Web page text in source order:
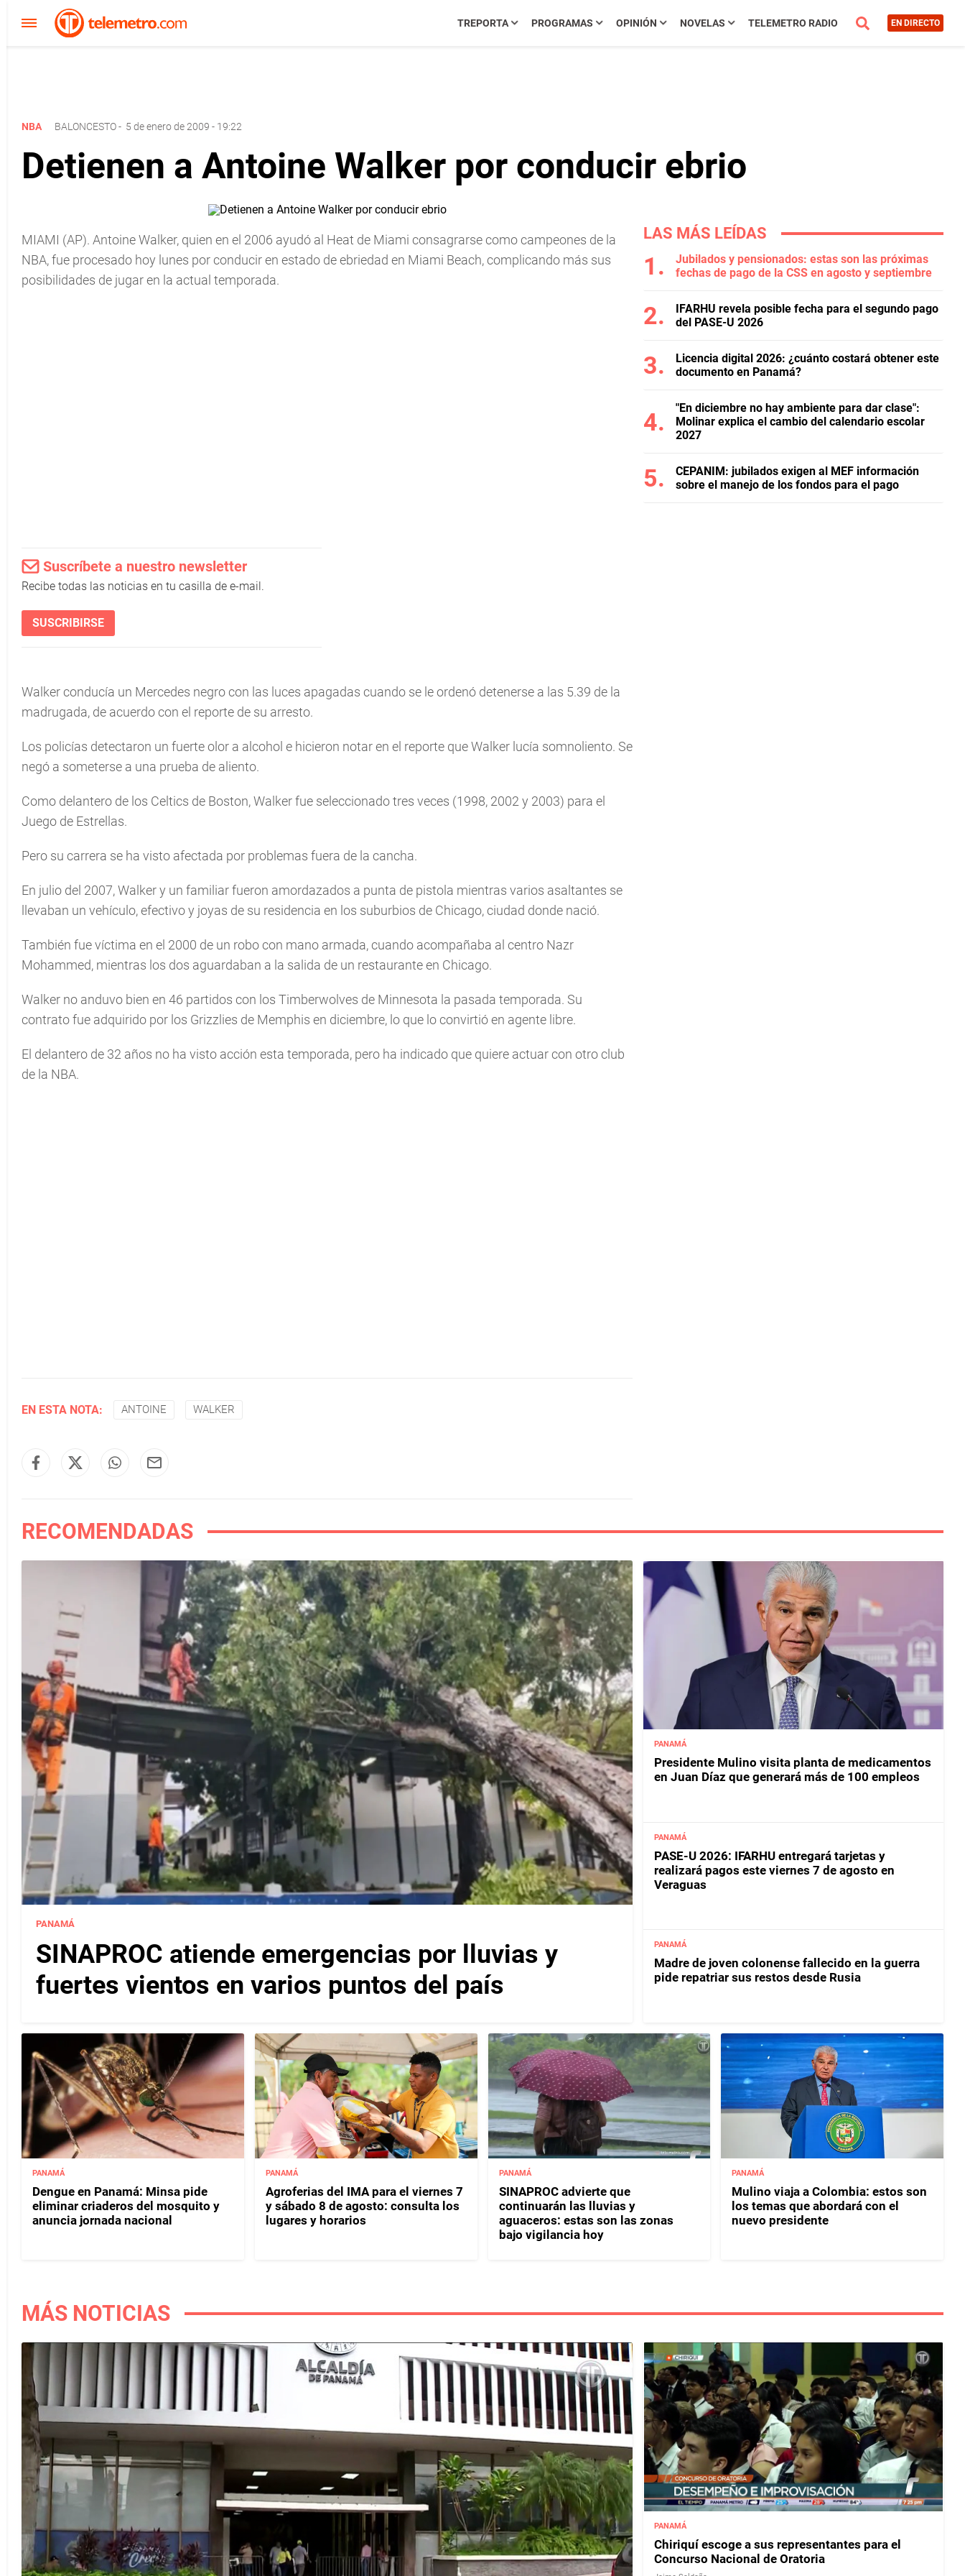
TREPORTA PROGRAMAS OPINIÓN NOVELAS TELEMETRO RADIO EN DIRECTO
NBA BALONCESTO- 5 de enero de 2009 - 19:22
Detienen a Antoine Walker por conducir ebrio
MIAMI (AP). Antoine Walker, quien en el 2006 ayudó al Heat de Miami consagrarse como campeones de la
NBA, fue procesado hoy lunes por conducir en estado de ebriedad en Miami Beach, complicando más sus
posibilidades de jugar en la actual temporada.
Suscríbete a nuestro newsletter
Recibe todas las noticias en tu casilla de e-mail.
SUSCRIBIRSE
Walker conducía un Mercedes negro con las luces apagadas cuando se le ordenó detenerse a las 5.39 de la
madrugada, de acuerdo con el reporte de su arresto.
Los policías detectaron un fuerte olor a alcohol e hicieron notar en el reporte que Walker lucía somnoliento. Se
negó a someterse a una prueba de aliento.
Como delantero de los Celtics de Boston, Walker fue seleccionado tres veces (1998, 2002 y 2003) para el
Juego de Estrellas.
Pero su carrera se ha visto afectada por problemas fuera de la cancha.
En julio del 2007, Walker y un familiar fueron amordazados a punta de pistola mientras varios asaltantes se
llevaban un vehículo, efectivo y joyas de su residencia en los suburbios de Chicago, ciudad donde nació.
También fue víctima en el 2000 de un robo con mano armada, cuando acompañaba al centro Nazr
Mohammed, mientras los dos aguardaban a la salida de un restaurante en Chicago.
Walker no anduvo bien en 46 partidos con los Timberwolves de Minnesota la pasada temporada. Su
contrato fue adquirido por los Grizzlies de Memphis en diciembre, lo que lo convirtió en agente libre.
El delantero de 32 años no ha visto acción esta temporada, pero ha indicado que quiere actuar con otro club
de la NBA.
EN ESTA NOTA: ANTOINE WALKER
LAS MÁS LEÍDAS
Jubilados y pensionados: estas son las próximas
fechas de pago de la CSS en agosto y septiembre
IFARHU revela posible fecha para el segundo pago
del PASE-U 2026
Licencia digital 2026: ¿cuánto costará obtener este
documento en Panamá?
"En diciembre no hay ambiente para dar clase":
Molinar explica el cambio del calendario escolar
2027
CEPANIM: jubilados exigen al MEF información
sobre el manejo de los fondos para el pago
RECOMENDADAS
PANAMÁ
SINAPROC atiende emergencias por lluvias y
fuertes vientos en varios puntos del país
PANAMÁ
Presidente Mulino visita planta de medicamentos
en Juan Díaz que generará más de 100 empleos
PANAMÁ
PASE-U 2026: IFARHU entregará tarjetas y
realizará pagos este viernes 7 de agosto en
Veraguas
PANAMÁ
Madre de joven colonense fallecido en la guerra
pide repatriar sus restos desde Rusia
PANAMÁ
Dengue en Panamá: Minsa pide
eliminar criaderos del mosquito y
anuncia jornada nacional
PANAMÁ
Agroferias del IMA para el viernes 7
y sábado 8 de agosto: consulta los
lugares y horarios
PANAMÁ
SINAPROC advierte que
continuarán las lluvias y
aguaceros: estas son las zonas
bajo vigilancia hoy
PANAMÁ
Mulino viaja a Colombia: estos son
los temas que abordará con el
nuevo presidente
MÁS NOTICIAS
PANAMÁ
Chiriquí escoge a sus representantes para el
Concurso Nacional de Oratoria